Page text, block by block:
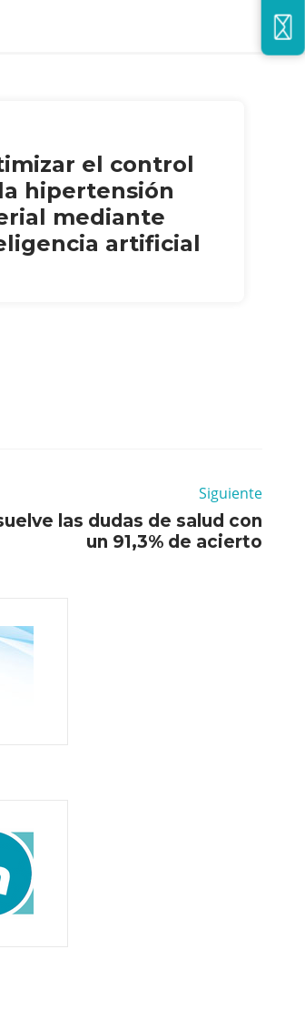
el control
hipertensión
mediante
artificial
Siguiente
las dudas de salud con
un 91,3% de acierto